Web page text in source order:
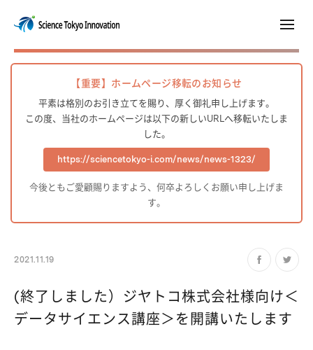
【重要】ホームページ移転のお知らせ
平素は格別のお引き立てを賜り、厚く御礼申し上げます。
この度、当社のホームページは以下の新しいURLへ移転いたしま
した。
https://sciencetokyo-i.com/news/news-1323/
今後ともご愛顧賜りますよう、何卒よろしくお願い申し上げま
す。
2021.11.19
(終了しました）ジヤトコ株式会社様向け＜
データサイエンス講座＞を開講いたします